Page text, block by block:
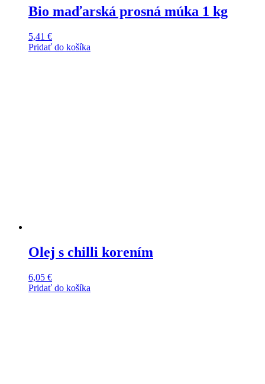
Bio maďarská prosná múka 1 kg
5,41 €
Pridať do košíka
Olej s chilli korením
6,05 €
Pridať do košíka